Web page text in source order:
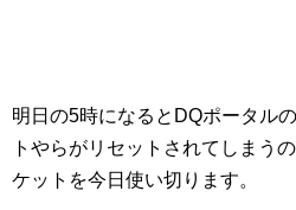
明日の5時になるとDQポータル
トやらがリセットされてしまう
ケットを今日使い切ります。